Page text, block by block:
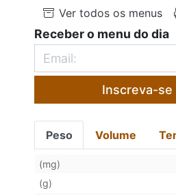
Ver todos os menus
Receber o menu do dia
Inscreva-se
Peso Volume
(mg)
(g)